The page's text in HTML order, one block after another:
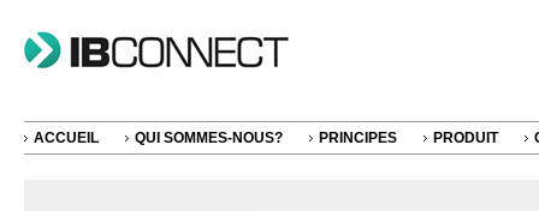
ACCUEIL QUI SOMMES-NOUS? PRINCIPES PRODUIT